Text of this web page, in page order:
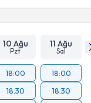
10 Ağu
Pzt
11 Ağu
Sal
18:00
18:30
18:00
18:30